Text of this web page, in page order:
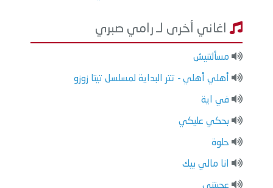
اغاني أخرى لـ رامي صبري
مسألتنيش
أهلي أهلي - تتر البداية لمسلسل تيتا زوزو
في اية
بحكي عليكي
حلوة
انا مالي بيك
عجبتني